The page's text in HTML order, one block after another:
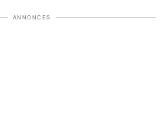
ANNONCES